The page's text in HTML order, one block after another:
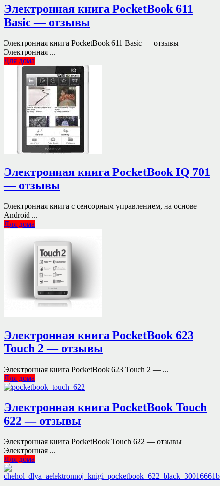
Электронная книга PocketBook 611
Basic — отзывы
Электронная книга PocketBook 611 Basic — отзывы
Электронная ...
Для дома
Электронная книга PocketBook IQ 701
— отзывы
Электронная книга с сенсорным управлением, на основе
Android ...
Для дома
Электронная книга PocketBook 623
Touch 2 — отзывы
Электронная книга PocketBook 623 Touch 2 — ...
Для дома
Электронная книга PocketBook Touch
622 — отзывы
Электронная книга PocketBook Touch 622 — отзывы
Электронная ...
Для дома